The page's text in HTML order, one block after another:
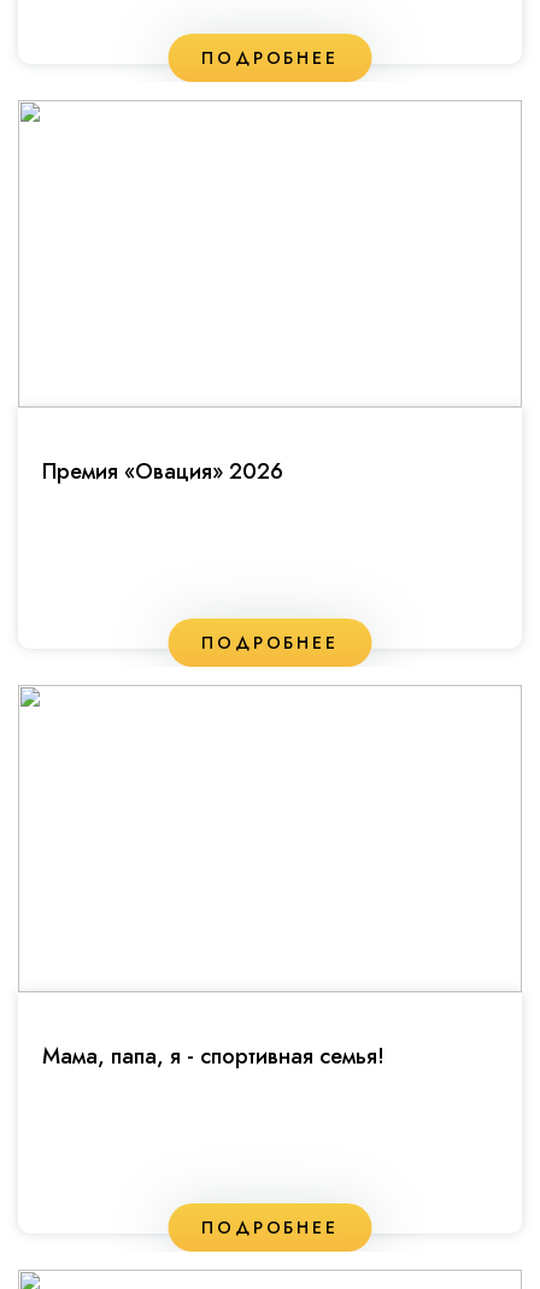
ПОДРОБНЕЕ
Премия «Овация» 2026
ПОДРОБНЕЕ
Мама, папа, я - спортивная семья!
ПОДРОБНЕЕ